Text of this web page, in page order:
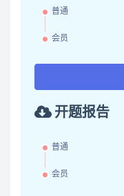
普通
会员
开题报告
普通
会员